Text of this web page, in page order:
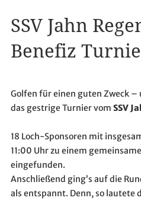
SSV Jahn
Benefiz
Golfen für einen guten Zweck
das gestrige Turnier vom SSV
18 Loch-Sponsoren mit
11:00 Uhr zu einem
eingefunden.
Anschließend ging’s auf die
als entspannt. Denn, so lautete